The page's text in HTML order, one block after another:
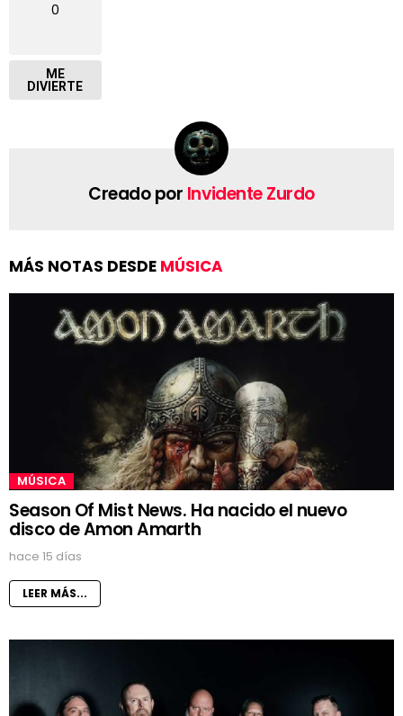
0
ME
DIVIERTE
Creado por Invidente Zurdo
MÁS NOTAS DESDE MÚSICA
MÚSICA
Season Of Mist News. Ha nacido el nuevo
disco de Amon Amarth
hace 15 días
LEER MÁS...